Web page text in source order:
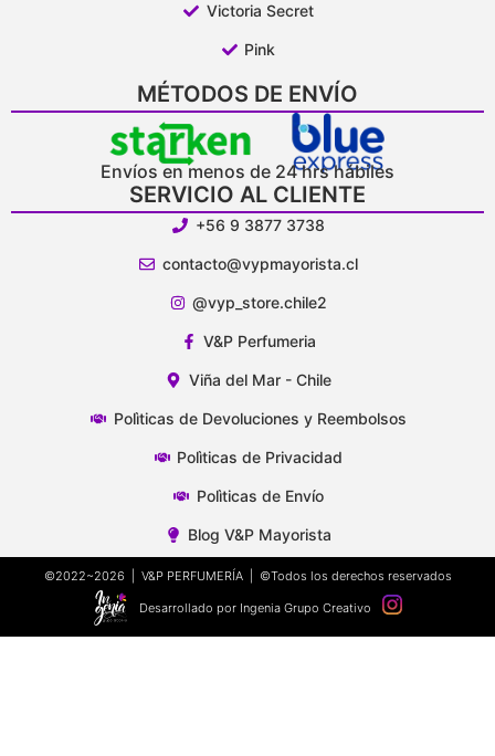
Victoria Secret
Pink
MÉTODOS DE ENVÍO
Envíos en menos de 24 hrs hábiles
SERVICIO AL CLIENTE
+56 9 3877 3738
contacto@vypmayorista.cl
@vyp_store.chile2
V&P Perfumeria
Viña del Mar - Chile
Polìticas de Devoluciones y Reembolsos
Polìticas de Privacidad
Polìticas de Envío
Blog V&P Mayorista
©2022~2026 | V&P PERFUMERÍA | ©Todos los derechos reservados
Desarrollado por Ingenia Grupo Creativo